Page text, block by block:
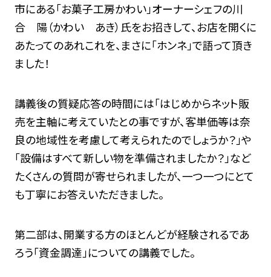
市にある「お菓子工房かわい」オーナーシェフの川
合 陽（かわい あき）氏をお招きして、お店を開くに
あたってのあれこれを、まさに「ホンネ」で語って頂き
ました！
講義後の質疑応答の時間には「はじめからネット販
売を主軸に考えていたとの事ですが、客単価等は奈
良の地域性を考慮して考えられたのでしょうか？」や
「設備はすべて新しい物を準備されましたか？」など
たくさんの質問が寄せられましたが、一つ一つにとて
も丁寧にお答えいただきました。
第二部は、開業する方のほとんどが経験されるであ
ろう「資金調達」についての講義でした。